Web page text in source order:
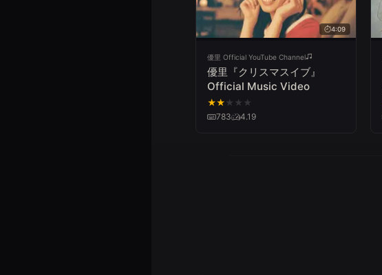
4:09
優里 Official YouTube Channel
優里『クリスマスイブ』
Official Music Video
★★ ★ ★ ★
783
4.19